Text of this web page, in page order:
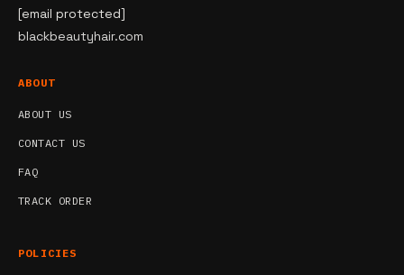
[email protected]
blackbeautyhair.com
ABOUT
ABOUT US
CONTACT US
FAQ
TRACK ORDER
POLICIES